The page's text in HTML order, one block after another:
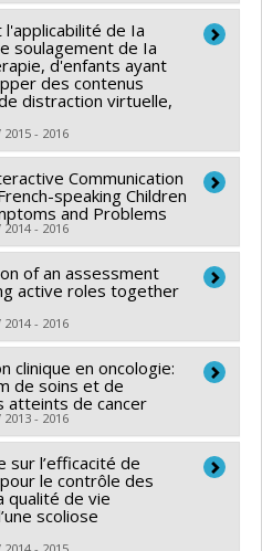
de recherche
en sciences infirmières
:
Le May
de Ia
soulagement de Ia
d'enfants ayant
des contenus
distraction virtuelle,
- 2016
Le May
de l'Hôpital Ste-
:
Communication
speaking Children
and Problems
- 2016
Tsimicalis
Oncology Group of
:
of an assessment
active roles together
- 2016
Lang
,Anne Bourbonnais
clinique en oncologie:
de soins et de
atteints de cancer
- 2016
Lefebvre
,Sylvie Le
Malo,Sylvie Dubois
sur l’efficacité de
le contrôle des
qualité de vie
scoliose